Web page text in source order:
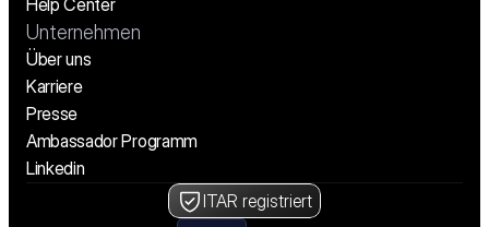
Help Center
Unternehmen
Über uns
Karriere
Presse
Ambassador Programm
Linkedin
ITAR registriert